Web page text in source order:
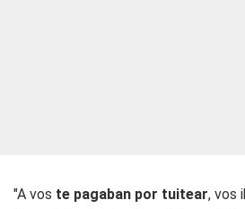
"A vos te pagaban por tuitear, vos